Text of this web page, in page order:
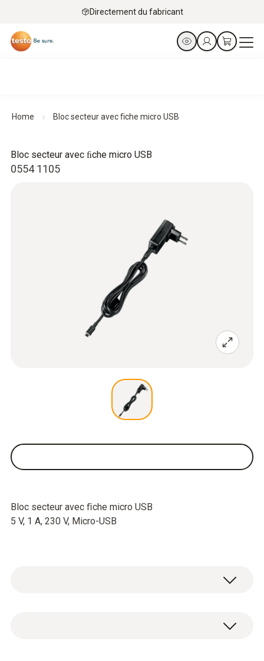
Directement du fabricant
Home Bloc secteur avec ﬁche micro USB
0554 1105
Bloc secteur avec ﬁche micro USB
Bloc secteur avec ﬁche micro USB
5 V, 1 A, 230 V, Micro-USB